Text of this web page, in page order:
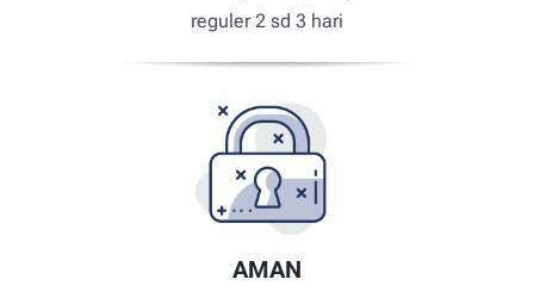
reguler 2 sd 3 hari
AMAN